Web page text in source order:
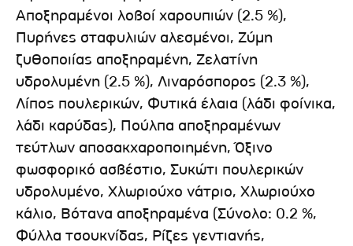
Αποξηραμένοι λοβοί χαρουπιών (2.5 %),
Πυρήνες σταφυλιών αλεσμένοι, Ζύμη
ζυθοποιίας αποξηραμένη, Ζελατίνη
υδρολυμένη (2.5 %), Λιναρόσπορος (2.3 %),
Λίπος πουλερικών, Φυτικά έλαια (λάδι φοίνικα,
λάδι καρύδας), Πούλπα αποξηραμένων
τεύτλων αποσακχαροποιημένη, Όξινο
φωσφορικό ασβέστιο, Συκώτι πουλερικών
υδρολυμένο, Χλωριούχο νάτριο, Χλωριούχο
κάλιο, Βότανα αποξηραμένα (Σύνολο: 0.2 %,
Φύλλα τσουκνίδας, Ρίζες γεντιανής,